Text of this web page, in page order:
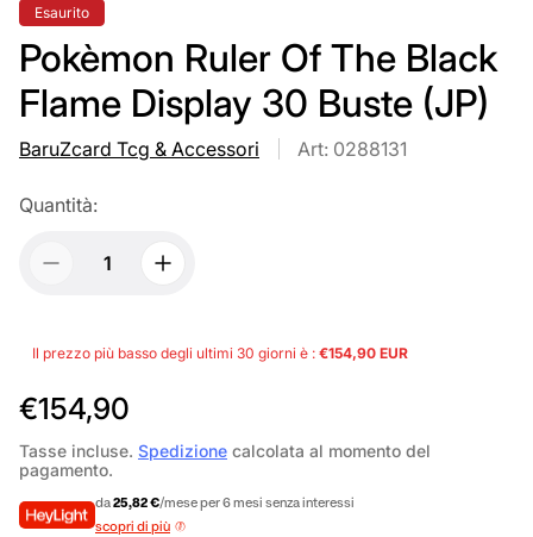
Etichetta
del
prodotto:
Esaurito
Pokèmon Ruler Of The Black
Flame Display 30 Buste (JP)
BaruZcard Tcg & Accessori Art: 0288131
Quantità:
Il prezzo più basso degli ultimi 30 giorni è : €154,90 EUR
P
r
e
z
€154,90
Tasse incluse. Spedizione calcolata al momento del
pagamento.
da25,82 €/mese per 6 mesi senza interessi
scopri di più